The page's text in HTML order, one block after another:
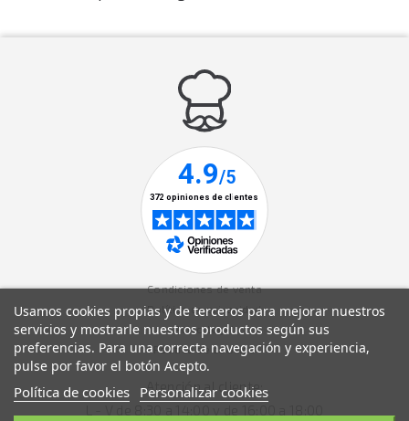
Condiciones de venta
Política de privacidad
Aviso legal
Política de cookies
Atención al cliente:
Usamos cookies propias y de terceros para mejorar nuestros
servicios y mostrarle nuestros productos según sus
preferencias. Para una correcta navegación y experiencia,
pulse por favor el botón Acepto.
Política de cookies Personalizar cookies